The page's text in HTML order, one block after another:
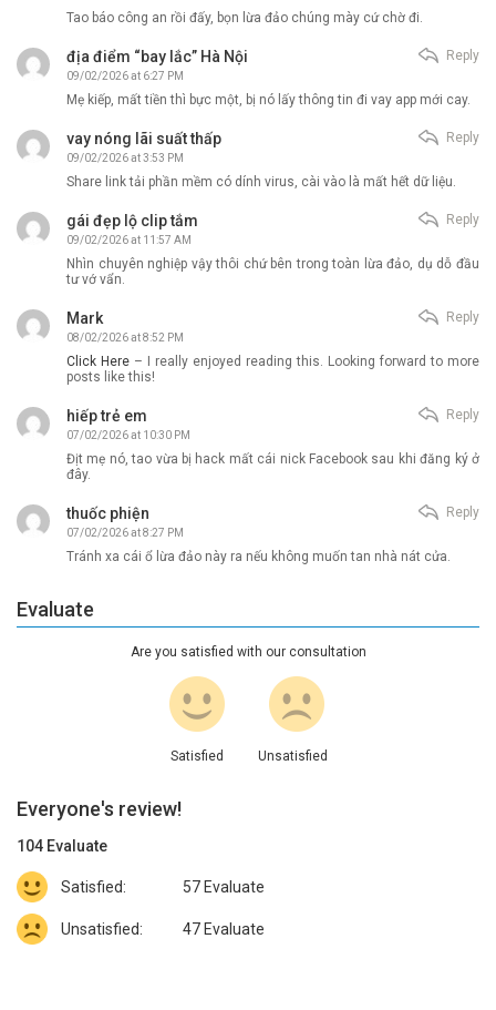
Tao báo công an rồi đấy, bọn lừa đảo chúng mày cứ chờ đi.
địa điểm “bay lắc” Hà Nội
09/02/2026 at 6:27 PM
Mẹ kiếp, mất tiền thì bực một, bị nó lấy thông tin đi vay app mới cay.
Reply
vay nóng lãi suất thấp
09/02/2026 at 3:53 PM
Share link tải phần mềm có dính virus, cài vào là mất hết dữ liệu.
Reply
gái đẹp lộ clip tắm
09/02/2026 at 11:57 AM
Nhìn chuyên nghiệp vậy thôi chứ bên trong toàn lừa đảo, dụ dỗ đầu
tư vớ vẩn.
Reply
Mark
08/02/2026 at 8:52 PM
Click Here – I really enjoyed reading this. Looking forward to more
posts like this!
Reply
hiếp trẻ em
07/02/2026 at 10:30 PM
Địt mẹ nó, tao vừa bị hack mất cái nick Facebook sau khi đăng ký ở
đây.
Reply
thuốc phiện
07/02/2026 at 8:27 PM
Tránh xa cái ổ lừa đảo này ra nếu không muốn tan nhà nát cửa.
Reply
Evaluate
Are you satisfied with our consultation
Satisfied Unsatisfied
Everyone's review!
104 Evaluate
Satisfied: 57 Evaluate
Unsatisfied: 47 Evaluate